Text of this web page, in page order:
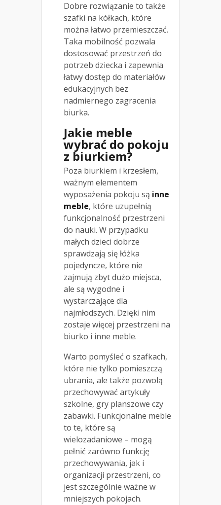
Dobre rozwiązanie to także
szafki na kółkach, które
można łatwo przemieszczać.
Taka mobilność pozwala
dostosować przestrzeń do
potrzeb dziecka i zapewnia
łatwy dostęp do materiałów
edukacyjnych bez
nadmiernego zagracenia
biurka.
Jakie meble
wybrać do pokoju
z biurkiem?
Poza biurkiem i krzesłem,
ważnym elementem
wyposażenia pokoju są inne
meble, które uzupełnią
funkcjonalność przestrzeni
do nauki. W przypadku
małych dzieci dobrze
sprawdzają się łóżka
pojedyncze, które nie
zajmują zbyt dużo miejsca,
ale są wygodne i
wystarczające dla
najmłodszych. Dzięki nim
zostaje więcej przestrzeni na
biurko i inne meble.
Warto pomyśleć o szafkach,
które nie tylko pomieszczą
ubrania, ale także pozwolą
przechowywać artykuły
szkolne, gry planszowe czy
zabawki. Funkcjonalne meble
to te, które są
wielozadaniowe – mogą
pełnić zarówno funkcję
przechowywania, jak i
organizacji przestrzeni, co
jest szczególnie ważne w
mniejszych pokojach.